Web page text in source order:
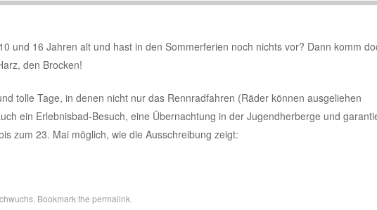
und 16 Jahren alt und hast in den Sommerferien noch nichts vor? Dann komm
den Brocken!
tolle Tage, in denen nicht nur das Rennradfahren (Räder können ausgeliehen
ein Erlebnisbad-Besuch, eine Übernachtung in der Jugendherberge und
zum 23. Mai möglich, wie die Ausschreibung zeigt:
. Bookmark the permalink